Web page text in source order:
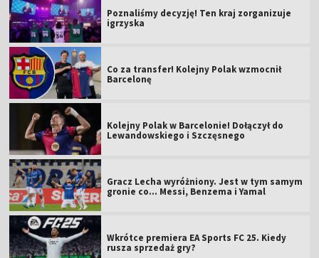
Poznaliśmy decyzję! Ten kraj zorganizuje
igrzyska
Co za transfer! Kolejny Polak wzmocnił
Barcelonę
Kolejny Polak w Barcelonie! Dołączył do
Lewandowskiego i Szczęsnego
Gracz Lecha wyróżniony. Jest w tym samym
gronie co... Messi, Benzema i Yamal
Wkrótce premiera EA Sports FC 25. Kiedy
rusza sprzedaż gry?